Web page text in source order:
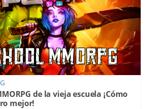
de la vieja escuela ¡Cómo
mejor!